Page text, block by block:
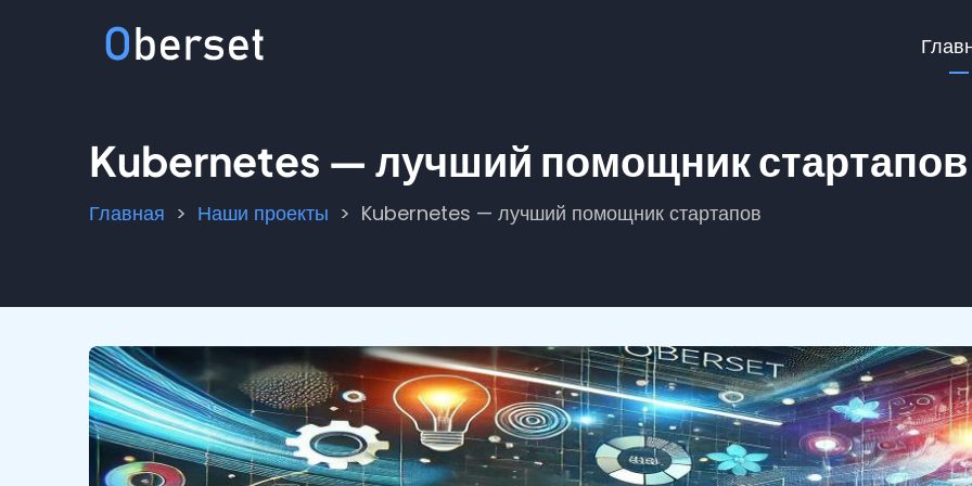
Kubernetes — лучший помощник стартапов
Строка
Главная Наши проекты Kubernetes — лучший помощник стартапов